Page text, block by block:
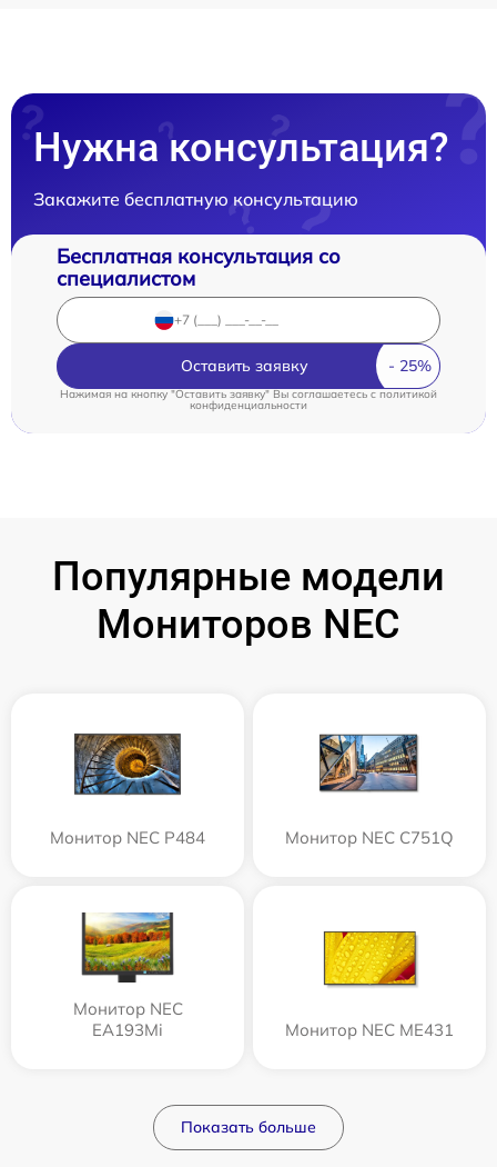
Нужна консультация?
Закажите бесплатную консультацию
Бесплатная консультация со
специалистом
Оставить заявку
Нажимая на кнопку "Оставить заявку" Вы соглашаетесь cполитикой
конфиденциальности
Популярные модели
Мониторов NEC
Монитор NEC P484 Монитор NEC C751Q
Монитор NEC
EA193Mi
Монитор NEC ME431
Показать больше